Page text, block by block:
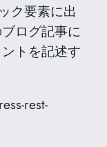
ク要素に出
ログ記事に
トを記述す
rest-